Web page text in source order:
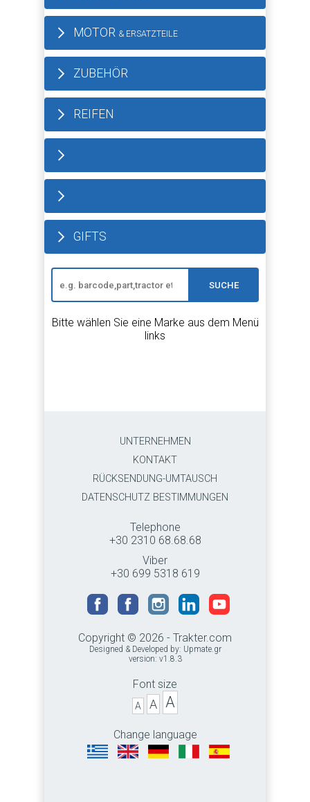
MOTOR & ERSATZTEILE
ZUBEHÖR
REIFEN
GIFTS
SUCHE
Bitte wählen Sie eine Marke aus dem Menü
links
UNTERNEHMEN
KONTAKT
RÜCKSENDUNG-UMTAUSCH
DATENSCHUTZ BESTIMMUNGEN
Telephone
+30 2310 68.68.68
Viber
+30 699 5318 619
Copyright © 2026 - Trakter.com
Designed & Developed by: Upmate.gr
version: v1.8.3
Font size
A A A
Change language